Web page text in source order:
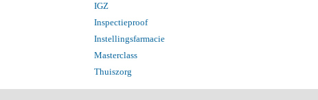
IGZ
Inspectieproof
Instellingsfarmacie
Masterclass
Thuiszorg